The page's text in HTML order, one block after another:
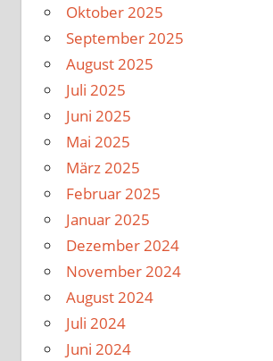
Oktober 2025
September 2025
August 2025
Juli 2025
Juni 2025
Mai 2025
März 2025
Februar 2025
Januar 2025
Dezember 2024
November 2024
August 2024
Juli 2024
Juni 2024